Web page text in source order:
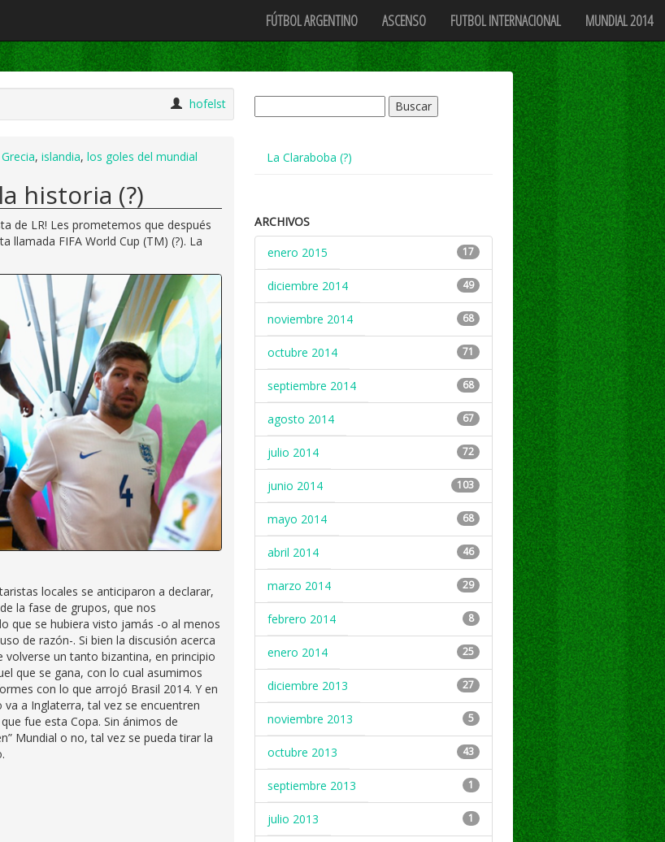
FÚTBOL ARGENTINO ASCENSO FUTBOL INTERNACIONAL MUNDIAL 2014
hofelst
Grecia, islandia, los goles del mundial
historia (?)
de LR! Les prometemos que después
llamada FIFA World Cup (TM) (?). La
locales se anticiparon a declarar,
la fase de grupos, que nos
que se hubiera visto jamás -o al menos
de razón-. Si bien la discusión acerca
volverse un tanto bizantina, en principio
que se gana, con lo cual asumimos
con lo que arrojó Brasil 2014. Y en
a Inglaterra, tal vez se encuentren
fue esta Copa. Sin ánimos de
Mundial o no, tal vez se pueda tirar la
La Claraboba (?)
ARCHIVOS
enero 2015
17
diciembre 2014 49
noviembre 2014 68
octubre 2014 71
septiembre 2014 68
agosto 2014 67
julio 2014 72
junio 2014 103
mayo 2014 68
abril 2014 46
marzo 2014 29
febrero 2014 8
enero 2014 25
diciembre 2013 27
noviembre 2013 5
octubre 2013 43
septiembre 2013 1
julio 2013 1